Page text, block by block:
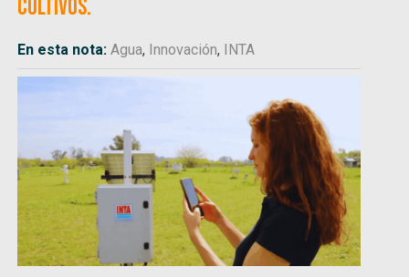
cultivos.
En esta nota:Agua, Innovación, INTA